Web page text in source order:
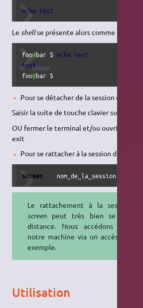
echo test
Le shellse présente alors comme ça :
foo@bar $ echo test
test
foo@bar $
Pour se détacher de la session du
Saisir la suite de touche clavier suivante :
OU fermer le terminal et/ou ouvrir un
exit
Pour se rattacher à la session du
screen -r nom_de_la_session
Le rattachement à la session du
screenpeut très bien se faire à
distance. Nous accédons alors à
notre machine via un accès
exemple.
Utilisation